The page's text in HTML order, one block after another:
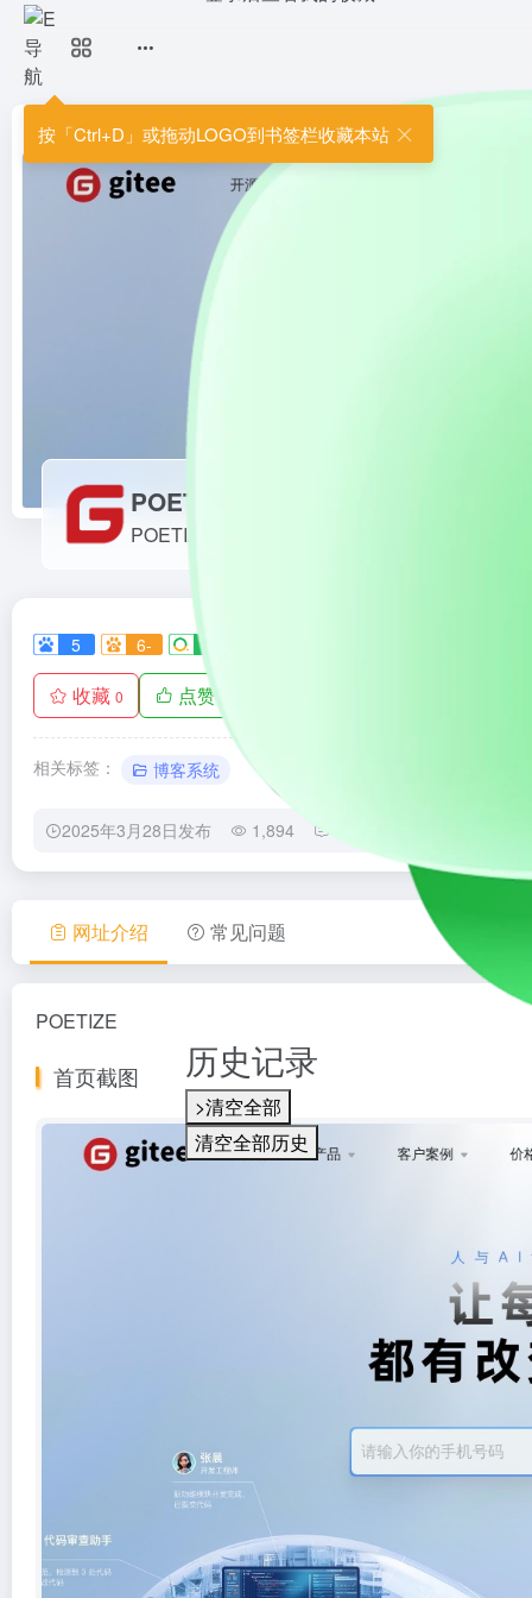
按「Ctrl+D」或拖动LOGO到书签栏收藏本站
历史记录
>清空全部
清空全部历史
首页 • 站长导航 • 建站程序 • 博客系统 • POETIZE
POETIZE
POETIZE
5 6-
收藏 0 点赞
相关标签： 博客系统
2025年3月28日发布 1,894
网址介绍 常见问题
POETIZE
首页截图